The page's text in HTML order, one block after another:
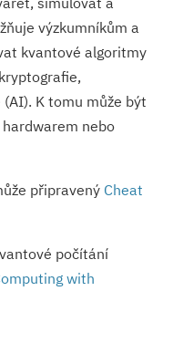
výzkumníkům a
kvantové algoritmy
K tomu může být
nebo
připravený Cheat
počítání
with